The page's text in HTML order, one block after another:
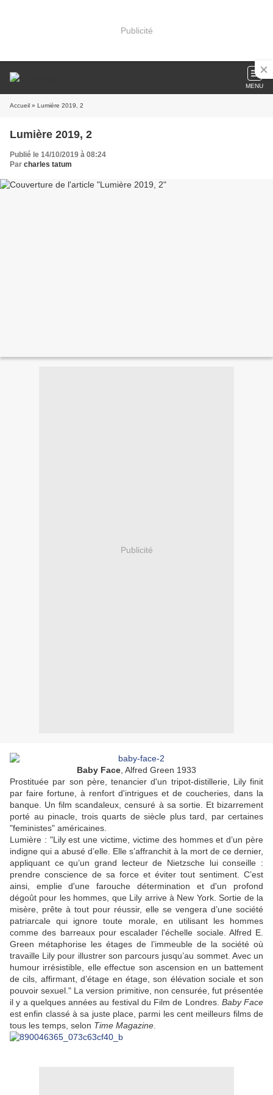
Publicité
MENU
Accueil » Lumière 2019, 2
Lumière 2019, 2
Publié le 14/10/2019 à 08:24
Par charles tatum
Publicité
Baby Face , Alfred Green 1933
Prostituée par son père, tenancier d'un tripot-distillerie, Lily finit
par faire fortune, à renfort d'intrigues et de coucheries, dans la
banque. Un film scandaleux, censuré à sa sortie. Et bizarrement
porté au pinacle, trois quarts de siècle plus tard, par certaines
"feministes" américaines.
Lumière : "Lily est une victime, victime des hommes et d’un père
indigne qui a abusé d’elle. Elle s’affranchit à la mort de ce dernier,
appliquant ce qu’un grand lecteur de Nietzsche lui conseille :
prendre conscience de sa force et éviter tout sentiment. C’est
ainsi, emplie d'une farouche détermination et d'un profond
dégoût pour les hommes, que Lily arrive à New York. Sortie de la
misère, prête à tout pour réussir, elle se vengera d’une société
patriarcale qui ignore toute morale, en utilisant les hommes
comme des barreaux pour escalader l'échelle sociale. Alfred E.
Green métaphorise les étages de l’immeuble de la société où
travaille Lily pour illustrer son parcours jusqu’au sommet. Avec un
humour irrésistible, elle effectue son ascension en un battement
de cils, affirmant, d’étage en étage, son élévation sociale et son
pouvoir sexuel." La version primitive, non censurée, fut présentée
il y a quelques années au festival du Film de Londres. Baby Face
est enfin classé à sa juste place, parmi les cent meilleurs films de
tous les temps, selon Time Magazine